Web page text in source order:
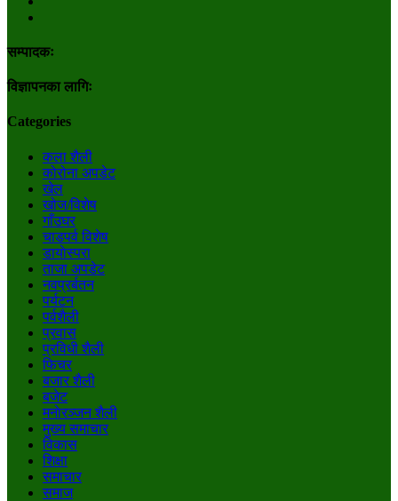
सम्पादकः
विज्ञापनका लागिः
Categories
कला शैली
कोरोना अपडेट
खेल
खोज/विशेष
गाँउघर
चाडपर्व विशेष
डायाेस्परा
ताजा अपडेट
नवप्रर्बतन
पर्यटन
पर्वशैली
प्रवास
प्रविधी शैली
फिचर
बजार शैली
बजेट
मनाेरञ्जन शैली
मुख्य समाचार
विकास
शिक्षा
समाचार
समाज